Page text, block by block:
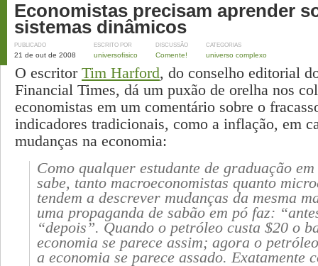
Economistas precisam aprender
sistemas dinâmicos
PUBLICADO
21 de out de 2008
ESCRITO POR
universofisico
DISCUSSÃO
Comente!
CATEGORIAS
universo complexo
O escritor Tim Harford, do conselho editorial
Financial Times, dá um puxão de orelha nos
economistas em um comentário sobre o
indicadores tradicionais, como a inflação, em
mudanças na economia:
Como qualquer estudante de graduação
sabe, tanto macroeconomistas quanto
tendem a descrever mudanças da mesma
uma propaganda de sabão em pó faz:
“depois”. Quando o petróleo custa $20 o
economia se parece assim; agora o
a economia se parece assado. Exatamente